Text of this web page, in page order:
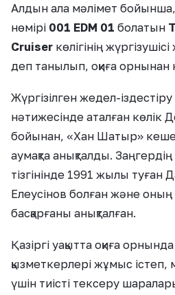
Алдын ала мәлімет
нөмірі 001 EDM 01 болатын
Cruiser көлігінің
деп танылып, оқиға орнынан
Жүргізілген жедел-
нәтижесінде аталған көлік
бойынан, «Хан Шатыр»
аумақта анықталды.
тізгінінде 1991 жылы туған
Елеусінов болған және оның
басқарғаны анықталған.
Қазіргі уақытта оқиға
қызметкерлері жұмыс
үшін тиісті тексеру